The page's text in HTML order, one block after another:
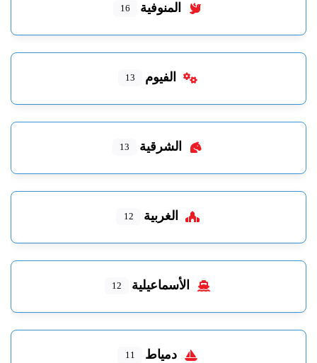
المنوفية 16
الفيوم 13
الشرقية 13
الغربية 12
الأسماعيلية 12
دمياط 11